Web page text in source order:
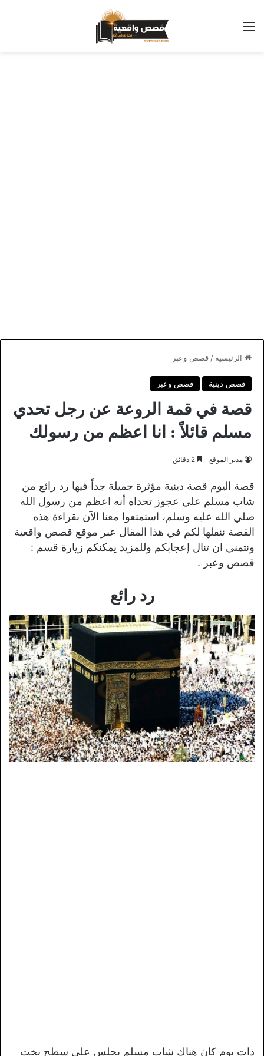
القائمة
الرئيسية / قصص وعبر
قصص دينية قصص وعبر
قصة في قمة الروعة عن رجل تحدي
مسلم قائلاً : انا اعظم من رسولك
مدير الموقع
قصة اليوم قصة دينية مؤثرة جميلة جداً فيها رد رائع من
شاب مسلم علي عجوز تحداه أنه اعظم من رسول الله
صلي الله عليه وسلم، استمتعوا معنا الآن بقراءة هذه
القصة ننقلها لكم في هذا المقال عبر موقع قصص واقعية
ونتمني ان تنال إعجابكم وللمزيد يمكنكم زيارة قسم :
قصص وعبر .
رد رائع
ذات يوم كان هناك شاب مسلم يجلس علي سطح يخت